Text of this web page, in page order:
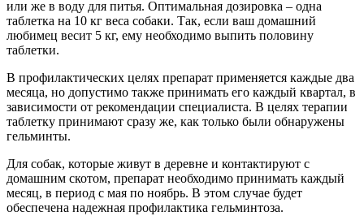
или же в воду для питья. Оптимальная дозировка – одна
таблетка на 10 кг веса собаки. Так, если ваш домашний
любимец весит 5 кг, ему необходимо выпить половину
таблетки.
В профилактических целях препарат применяется каждые два
месяца, но допустимо также принимать его каждый квартал, в
зависимости от рекомендации специалиста. В целях терапии
таблетку принимают сразу же, как только были обнаружены
гельминты.
Для собак, которые живут в деревне и контактируют с
домашним скотом, препарат необходимо принимать каждый
месяц, в период с мая по ноябрь. В этом случае будет
обеспечена надежная профилактика гельминтоза.